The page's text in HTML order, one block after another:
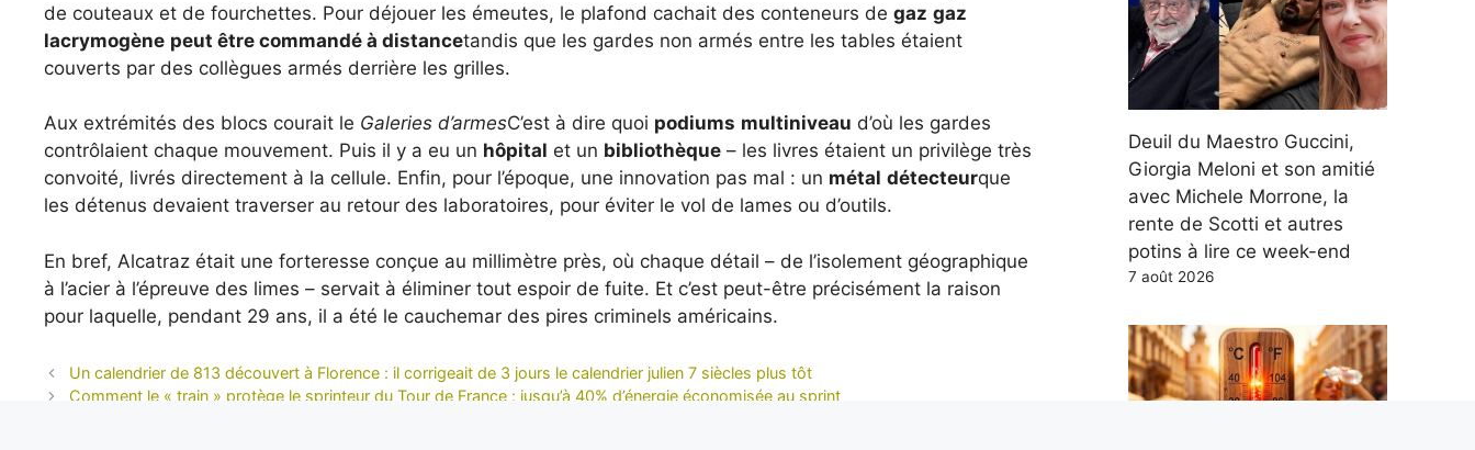
de couteaux et de fourchettes. Pour déjouer les émeutes, le plafond cachait des conteneurs de gaz gaz
lacrymogène peut être commandé à distancetandis que les gardes non armés entre les tables étaient
couverts par des collègues armés derrière les grilles.
Aux extrémités des blocs courait le Galeries d’armesC’est à dire quoi podiums multiniveau d’où les gardes
contrôlaient chaque mouvement. Puis il y a eu un hôpital et un bibliothèque – les livres étaient un privilège très
convoité, livrés directement à la cellule. Enfin, pour l’époque, une innovation pas mal : un métal détecteurque
les détenus devaient traverser au retour des laboratoires, pour éviter le vol de lames ou d’outils.
En bref, Alcatraz était une forteresse conçue au millimètre près, où chaque détail – de l’isolement géographique
à l’acier à l’épreuve des limes – servait à éliminer tout espoir de fuite. Et c’est peut-être précisément la raison
pour laquelle, pendant 29 ans, il a été le cauchemar des pires criminels américains.
Un calendrier de 813 découvert à Florence : il corrigeait de 3 jours le calendrier julien 7 siècles plus tôt
Comment le « train » protège le sprinteur du Tour de France : jusqu’à 40% d’énergie économisée au sprint
Deuil du Maestro Guccini,
Giorgia Meloni et son amitié
avec Michele Morrone, la
rente de Scotti et autres
potins à lire ce week-end
7 août 2026